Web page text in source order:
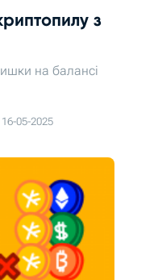
з
на балансі
16-05-2025